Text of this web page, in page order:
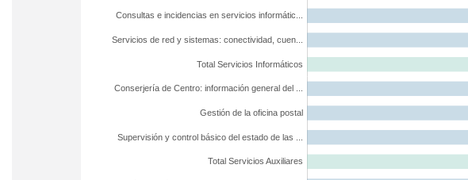
Total Servicios Auxiliares
Supervisión y control básico del estado de las ...
Gestión de la oficina postal
Conserjería de Centro: información general del ...
Total Servicios Informáticos
Servicios de red y sistemas: conectividad, cuen...
Consultas e incidencias en servicios informátic...